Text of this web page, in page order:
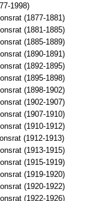
1998)
(1877-1881)
(1881-1885)
(1885-1889)
(1890-1891)
(1892-1895)
(1895-1898)
(1898-1902)
(1902-1907)
(1907-1910)
(1910-1912)
(1912-1913)
(1913-1915)
(1915-1919)
(1919-1920)
(1920-1922)
(1922-1926)